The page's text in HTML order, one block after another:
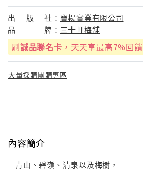
出 版 社： 寶楊實業有限公司
品
牌： 三十岬梅舖
刷誠品聯名卡 ，天天享最高7%回饋
大量採購團購專區
內容簡介
青山、碧嶺、清泉以及梅樹，